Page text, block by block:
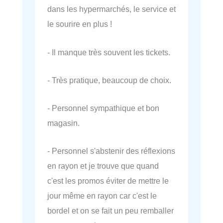
dans les hypermarchés, le service et
le sourire en plus !
- Il manque très souvent les tickets.
- Très pratique, beaucoup de choix.
- Personnel sympathique et bon
magasin.
- Personnel s'abstenir des réflexions
en rayon et je trouve que quand
c'est les promos éviter de mettre le
jour même en rayon car c'est le
bordel et on se fait un peu remballer